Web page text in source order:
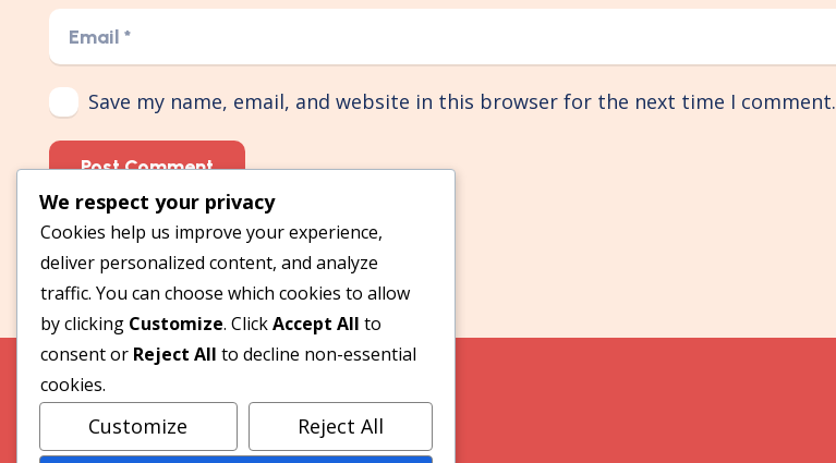
Save my name, email, and website in this browser for the next time I comment.
Post Comment
We respect your privacy
Cookies help us improve your experience,
deliver personalized content, and analyze
traffic. You can choose which cookies to allow
by clicking Customize. ClickAccept All to
consent or Reject All to decline non-essential
cookies.
Customize Reject All